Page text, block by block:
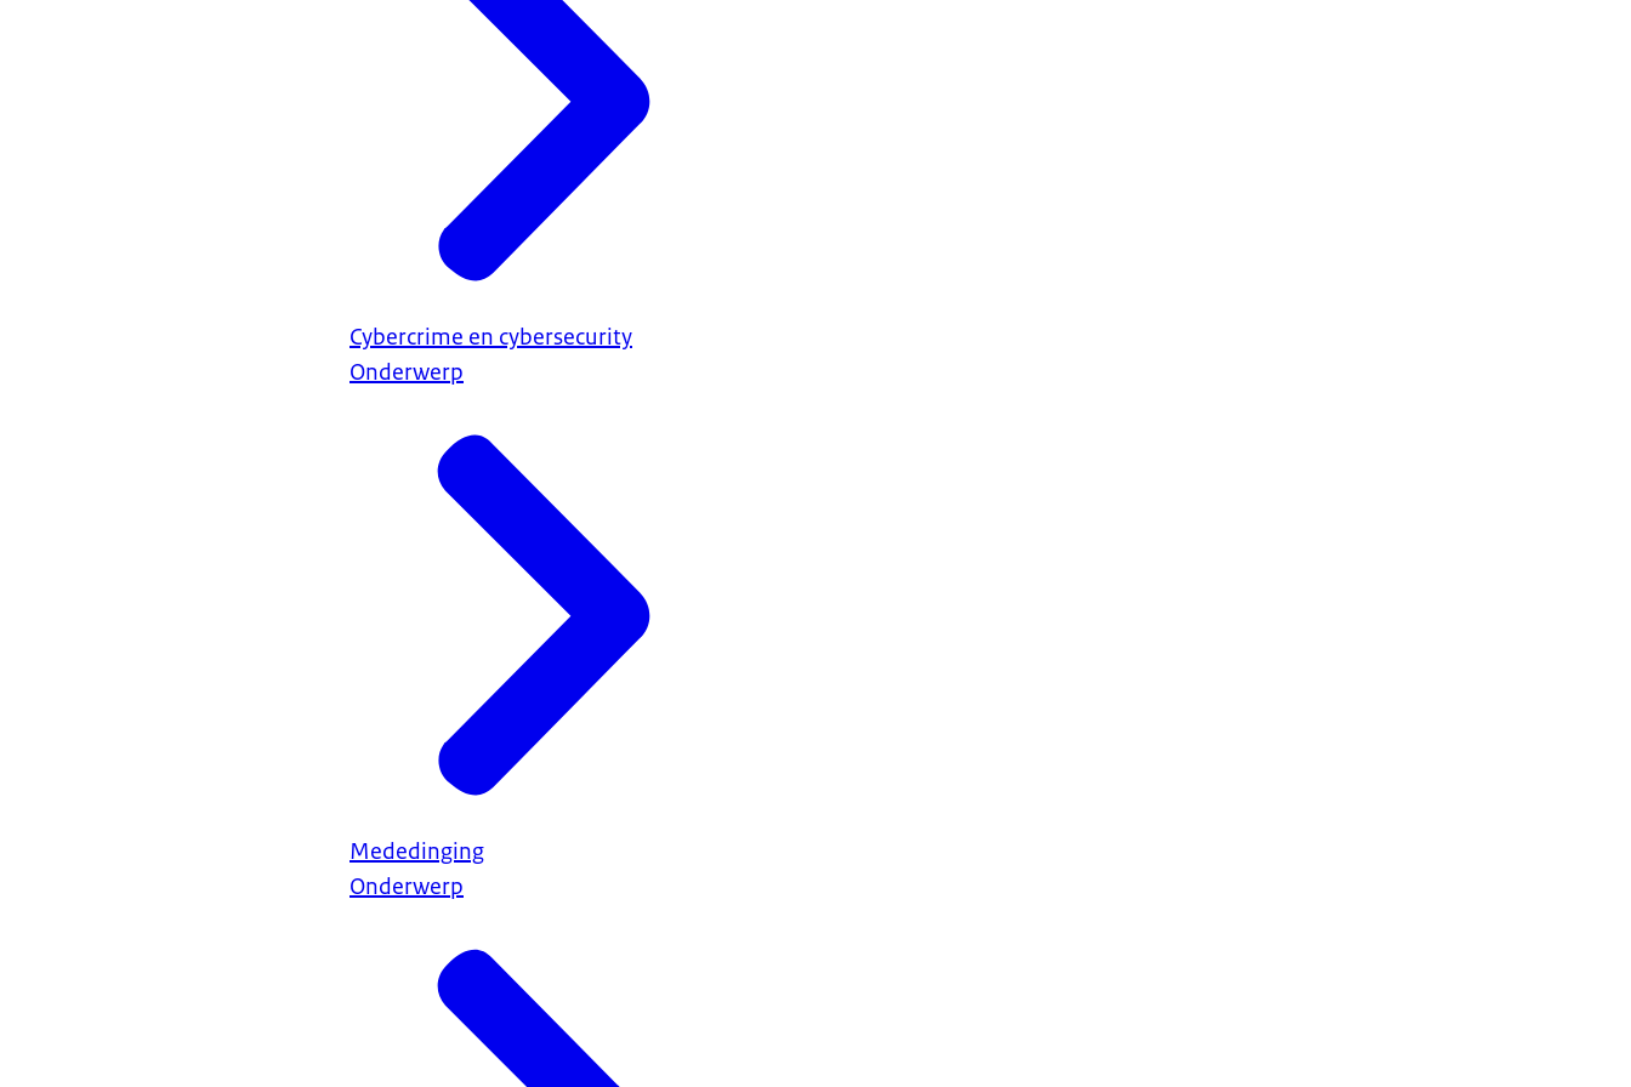
Cybercrime en cybersecurity
Onderwerp
Mededinging
Onderwerp